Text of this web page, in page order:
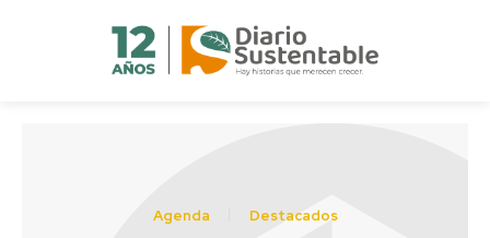
Agenda Destacados